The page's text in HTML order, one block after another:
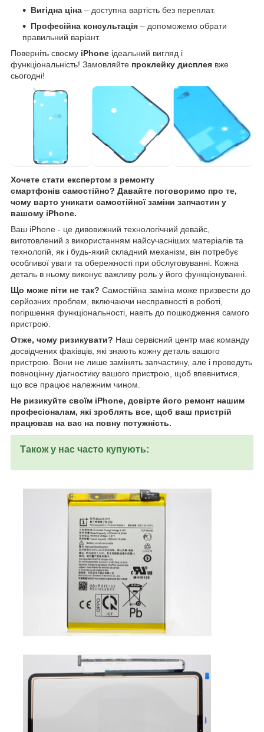
Вигідна ціна – доступна вартість без переплат.
Професійна консультація – допоможемо обрати
правильний варіант.
Поверніть своєму iPhone ідеальний вигляд і
функціональність! Замовляйте проклейку дисплея вже
сьогодні!
Хочете стати експертом з ремонту
смартфонів самостійно? Давайте поговоримо про те,
чому варто уникати самостійної заміни запчастин у
вашому iPhone.
Ваш iPhone - це дивовижний технологічний девайс,
виготовлений з використанням найсучасніших матеріалів та
технологій, як і будь-який складний механізм, він потребує
особливої уваги та обережності при обслуговуванні. Кожна
деталь в ньому виконує важливу роль у його функціонуванні.
Що може піти не так? Самостійна заміна може призвести до
серйозних проблем, включаючи несправності в роботі,
погіршення функціональності, навіть до пошкодження самого
пристрою.
Отже, чому ризикувати? Наш сервісний центр має команду
досвідчених фахівців, які знають кожну деталь вашого
пристрою. Вони не лише замінять запчастину, але і проведуть
повноцінну діагностику вашого пристрою, щоб впевнитися,
що все працює належним чином.
Не ризикуйте своїм iPhone, довірте його ремонт нашим
професіоналам, які зроблять все, щоб ваш пристрій
працював на вас на повну потужність.
Також у нас часто купують: